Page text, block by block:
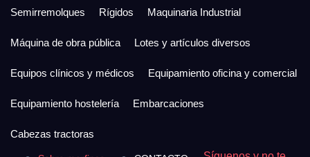
Semirremolques Rígidos Maquinaria Industrial
Máquina de obra pública Lotes y artículos diversos
Equipos clínicos y médicos Equipamiento oficina y comercial
Equipamiento hostelería Embarcaciones
Cabezas tractoras